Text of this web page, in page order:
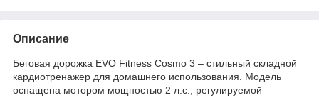
Описание
Беговая дорожка EVO Fitness Cosmo 3 – стильный складной
кардиотренажер для домашнего использования. Модель
оснащена мотором мощностью 2 л.с., регулируемой